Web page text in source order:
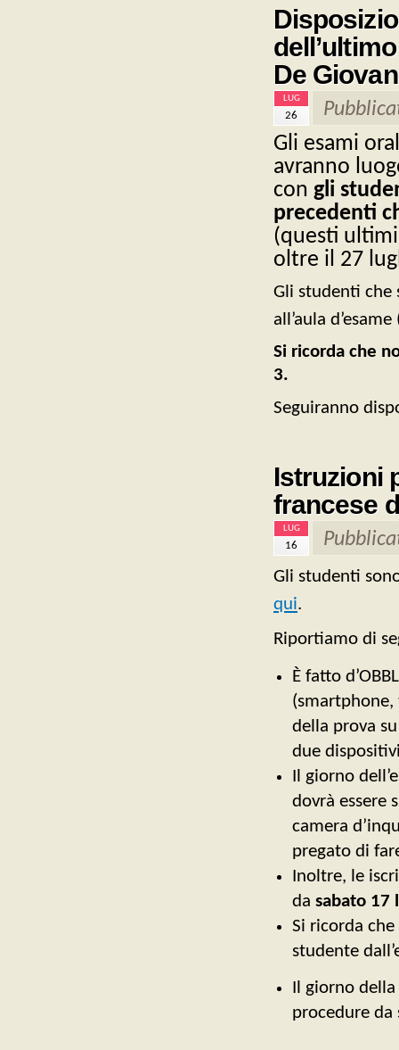
De
LUG
26
Gli esami
avranno
con gli
precedenti
(questi
oltre il 27
Gli studenti che
all’aula d’esame
Si ricorda che
3.
Seguiranno
Istruzioni
francese
LUG
16
Gli studenti
qui.
Riportiamo di
È fatto
(smartphone,
della prova
due
Il giorno
dovrà essere
camera
pregato di
Inoltre, le
da sabato 17
Si ricorda
studente
Il giorno
procedure da